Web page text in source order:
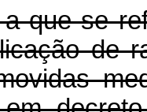
que se
de